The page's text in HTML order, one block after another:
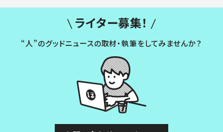
ライター募集！
“人”のグッドニュースの取材・執筆をしてみませんか？